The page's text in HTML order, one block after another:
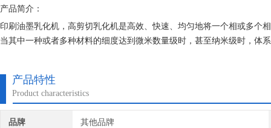
产品简介：
印刷油墨乳化机，高剪切乳化机是高效、快速、均匀地将一个相或多个
当其中一种或者多种材料的细度达到微米数量级时，甚至纳米级时，体
产品特性
Product characteristics
品牌 其他品牌